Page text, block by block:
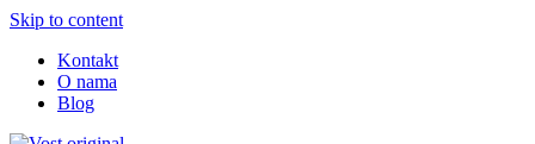
Skip to content
Kontakt
O nama
Blog